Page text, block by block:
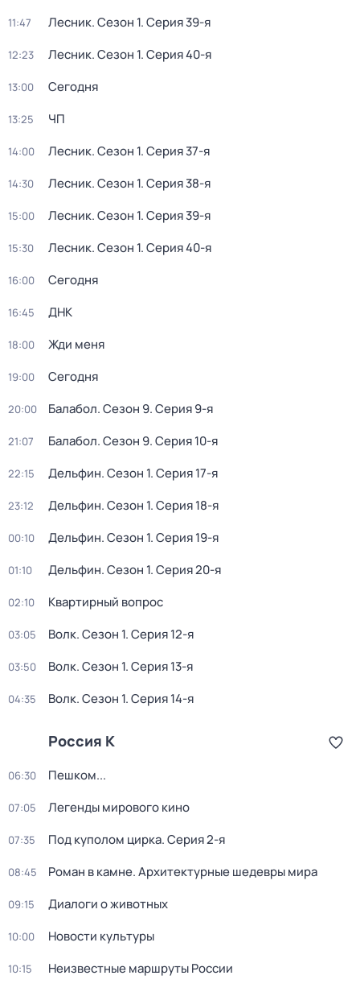
11:47 Лесник. Сезон 1. Серия 39-я
12:23 Лесник. Сезон 1. Серия 40-я
13:00 Сегодня
13:25 ЧП
14:00 Лесник. Сезон 1. Серия 37-я
14:30 Лесник. Сезон 1. Серия 38-я
15:00 Лесник. Сезон 1. Серия 39-я
15:30 Лесник. Сезон 1. Серия 40-я
16:00 Сегодня
16:45 ДНК
18:00 Жди меня
19:00 Сегодня
20:00 Балабол. Сезон 9. Серия 9-я
21:07 Балабол. Сезон 9. Серия 10-я
22:15 Дельфин. Сезон 1. Серия 17-я
23:12 Дельфин. Сезон 1. Серия 18-я
00:10 Дельфин. Сезон 1. Серия 19-я
01:10 Дельфин. Сезон 1. Серия 20-я
02:10 Квартирный вопрос
03:05 Волк. Сезон 1. Серия 12-я
03:50 Волк. Сезон 1. Серия 13-я
04:35 Волк. Сезон 1. Серия 14-я
Россия К
06:30 Пешком...
07:05 Легенды мирового кино
07:35 Под куполом цирка. Серия 2-я
08:45 Роман в камне. Архитектурные шедевры мира
09:15 Диалоги о животных
10:00 Новости культуры
10:15 Неизвестные маршруты России